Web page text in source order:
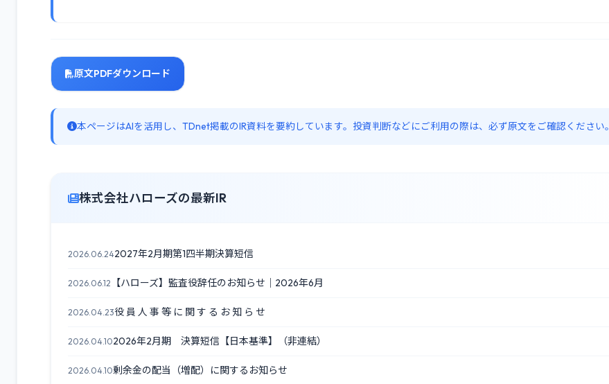
原文PDFダウンロード
本ページはAIを活用し、TDnet掲載のIR資料を要約しています。投資判断などにご利用の際は、必ず原文をご確認ください。
株式会社ハローズの最新IR
2026.06.242027年2月期第1四半期決算短信
2026.06.12 【ハローズ】監査役辞任のお知らせ｜2026年6月
2026.04.23役 員 人 事 等 に 関 す る お 知 ら せ
2026.04.102026年2月期 決算短信【日本基準】（非連結）
2026.04.10剰余金の配当（増配）に関するお知らせ